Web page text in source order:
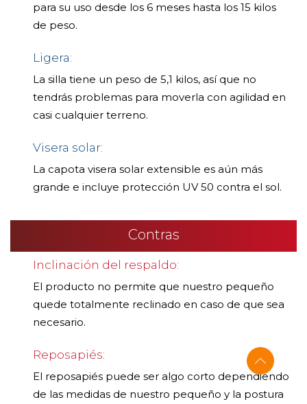
para su uso desde los 6 meses hasta los 15 kilos
de peso.
Ligera:
La silla tiene un peso de 5,1 kilos, así que no
tendrás problemas para moverla con agilidad en
casi cualquier terreno.
Visera solar:
La capota visera solar extensible es aún más
grande e incluye protección UV 50 contra el sol.
Contras
Inclinación del respaldo:
El producto no permite que nuestro pequeño
quede totalmente reclinado en caso de que sea
necesario.
Reposapiés:
El reposapiés puede ser algo corto dependiendo
de las medidas de nuestro pequeño y la postura